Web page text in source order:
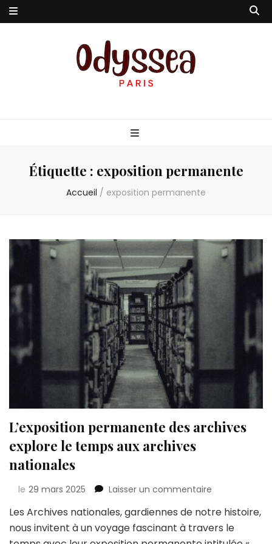
Étiquette : exposition permanente
Accueil / exposition permanente
L’exposition permanente des archives
explore le temps aux archives
nationales
le 29 mars 2025 Laisser un commentaire
permanente
des
archives
Les Archives nationales, gardiennes de notre histoire,
nous invitent à un voyage fascinant à travers le